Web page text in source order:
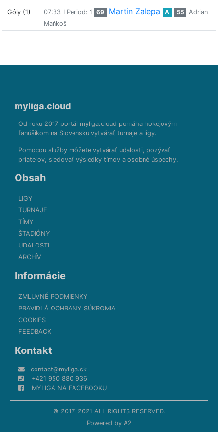
Góly (1) 07:33 I Period: 1 69 Martin Zalepa A 55
Adrian
Maňkoš
myliga.cloud
Od roku 2017 portál myliga.cloud pomáha hokejovým
fanúšikom na Slovensku vytvárať turnaje a ligy.
Pomocou služby môžete vytvárať udalosti, pozývať
priateľov, sledovať výsledky tímov a osobné úspechy.
Obsah
LIGY
TURNAJE
TÍMY
ŠTADIÓNY
UDALOSTI
ARCHÍV
Informácie
ZMLUVNÉ PODMIENKY
PRAVIDLÁ OCHRANY SÚKROMIA
COOKIES
FEEDBACK
Kontakt
contact@myliga.sk
+421 950 880 936
MYLIGA NA FACEBOOKU
© 2017-2021 ALL RIGHTS RESERVED.
Powered by A2